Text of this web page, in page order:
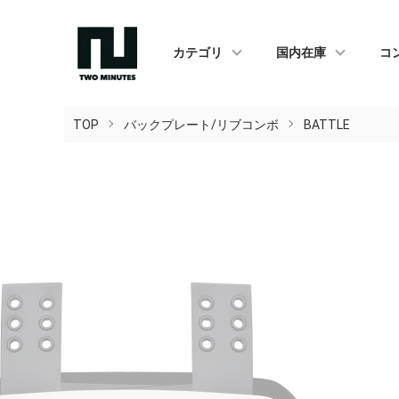
カテゴリ 国内在庫 コ
TOP バックプレート/リブコンボ BATTLE